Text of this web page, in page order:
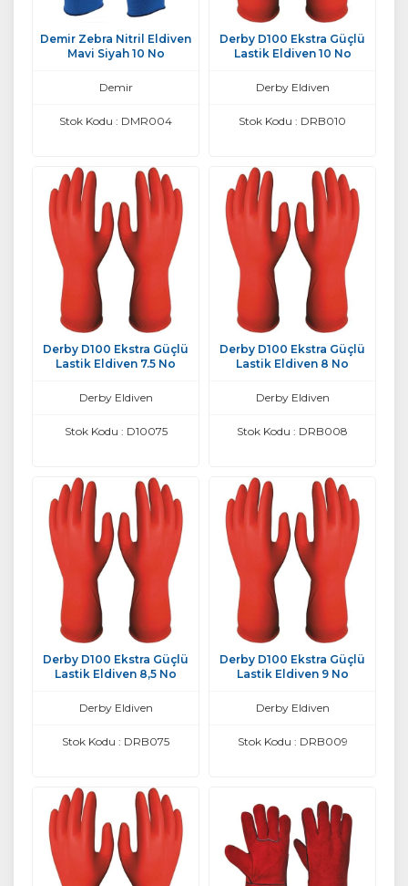
Demir Zebra Nitril Eldiven
Mavi Siyah 10 No
Demir
Stok Kodu : DMR004
Derby D100 Ekstra Güçlü
Lastik Eldiven 10 No
Derby Eldiven
Stok Kodu : DRB010
Derby D100 Ekstra Güçlü
Lastik Eldiven 7.5 No
Derby Eldiven
Stok Kodu : D10075
Derby D100 Ekstra Güçlü
Lastik Eldiven 8 No
Derby Eldiven
Stok Kodu : DRB008
Derby D100 Ekstra Güçlü
Lastik Eldiven 8,5 No
Derby Eldiven
Stok Kodu : DRB075
Derby D100 Ekstra Güçlü
Lastik Eldiven 9 No
Derby Eldiven
Stok Kodu : DRB009